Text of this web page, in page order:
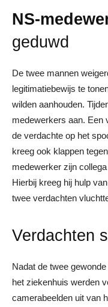
NS-
geduwd
De twee mannen
legitimatiebewijs te
wilden aanhouden.
medewerkers aan. Een
de verdachte op het
kreeg ook klappen
medewerker zijn
Hierbij kreeg hij hulp
twee verdachten
Verdachten
Nadat de twee
het ziekenhuis werden
camerabeelden uit van